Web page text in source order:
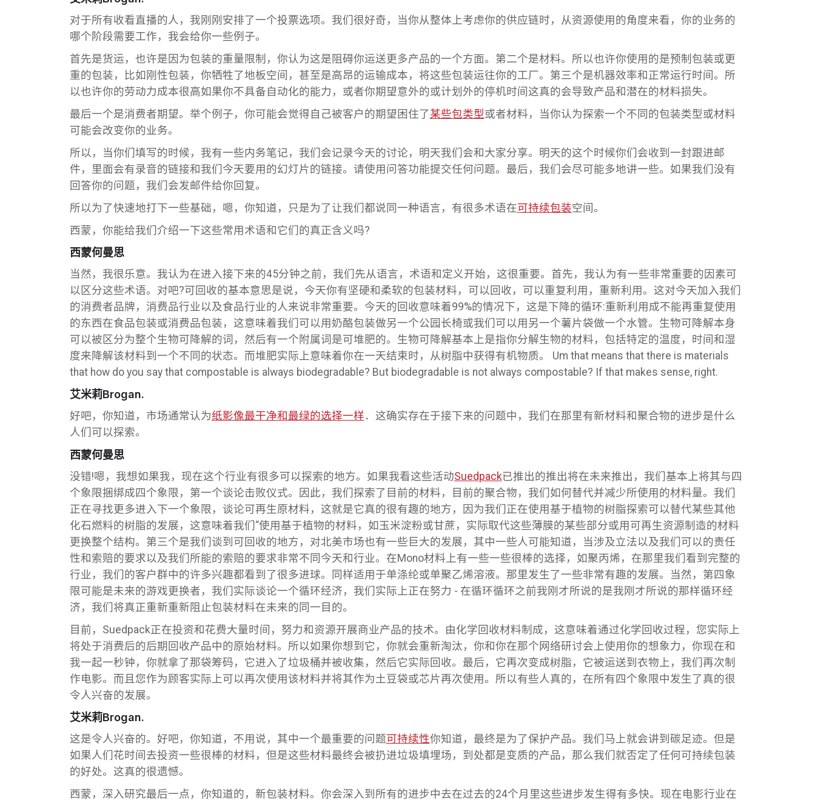
对于所有收看直播的人，我刚刚安排了一个投票选项。我们很好奇，当你从整体上考虑你的供应链时，从资源使用的角度来看，你的业务的
哪个阶段需要工作，我会给你一些例子。
首先是货运，也许是因为包装的重量限制，你认为这是阻碍你运送更多产品的一个方面。第二个是材料。所以也许你使用的是预制包装或更
重的包装，比如刚性包装，你牺牲了地板空间，甚至是高昂的运输成本，将这些包装运往你的工厂。第三个是机器效率和正常运行时间。所
以也许你的劳动力成本很高如果你不具备自动化的能力，或者你期望意外的或计划外的停机时间这真的会导致产品和潜在的材料损失。
最后一个是消费者期望。举个例子，你可能会觉得自己被客户的期望困住了某些包类型或者材料，当你认为探索一个不同的包装类型或材料
可能会改变你的业务。
所以，当你们填写的时候，我有一些内务笔记，我们会记录今天的讨论，明天我们会和大家分享。明天的这个时候你们会收到一封跟进邮
件，里面会有录音的链接和我们今天要用的幻灯片的链接。请使用问答功能提交任何问题。最后，我们会尽可能多地讲一些。如果我们没有
回答你的问题，我们会发邮件给你回复。
所以为了快速地打下一些基础，嗯，你知道，只是为了让我们都说同一种语言，有很多术语在可持续包装空间。
西蒙，你能给我们介绍一下这些常用术语和它们的真正含义吗?
西蒙何曼思
当然，我很乐意。我认为在进入接下来的45分钟之前，我们先从语言，术语和定义开始，这很重要。首先，我认为有一些非常重要的因素可
以区分这些术语。对吧?可回收的基本意思是说，今天你有坚硬和柔软的包装材料，可以回收，可以重复利用，重新利用。这对今天加入我们
的消费者品牌，消费品行业以及食品行业的人来说非常重要。今天的回收意味着99%的情况下，这是下降的循环:重新利用成不能再重复使用
的东西在食品包装或消费品包装，这意味着我们可以用奶酪包装做另一个公园长椅或我们可以用另一个薯片袋做一个水管。生物可降解本身
可以被区分为整个生物可降解的词，然后有一个附属词是可堆肥的。生物可降解基本上是指你分解生物的材料，包括特定的温度，时间和湿
度来降解该材料到一个不同的状态。而堆肥实际上意味着你在一天结束时，从树脂中获得有机物质。 Um that means that there is materials
that how do you say that compostable is always biodegradable? But biodegradable is not always compostable? If that makes sense, right.
艾米莉Brogan.
好吧，你知道，市场通常认为纸影像最干净和最绿的选择一样 ．这确实存在于接下来的问题中，我们在那里有新材料和聚合物的进步是什么
人们可以探索。
西蒙何曼思
没错!嗯，我想如果我，现在这个行业有很多可以探索的地方。如果我看这些活动Suedpack已推出的推出将在未来推出，我们基本上将其与四
个象限捆绑成四个象限，第一个谈论击败仪式。因此，我们探索了目前的材料，目前的聚合物，我们如何替代并减少所使用的材料量。我们
正在寻找更多进入下一个象限，谈论可再生原材料，这就是它真的很有趣的地方，因为我们正在使用基于植物的树脂探索可以替代某些其他
化石燃料的树脂的发展，这意味着我们“使用基于植物的材料，如玉米淀粉或甘蔗，实际取代这些薄膜的某些部分或用可再生资源制造的材料
更换整个结构。第三个是我们谈到可回收的地方，对北美市场也有一些巨大的发展，其中一些人可能知道，当涉及立法以及我们可以的责任
性和索赔的要求以及我们所能的索赔的要求非常不同今天和行业。在Mono材料上有一些一些很棒的选择，如聚丙烯，在那里我们看到完整的
行业，我们的客户群中的许多兴趣都看到了很多进球。同样适用于单涤纶或单聚乙烯溶液。那里发生了一些非常有趣的发展。当然，第四象
限可能是未来的游戏更换者，我们实际谈论一个循环经济，我们实际上正在努力 - 在循环循环之前我刚才所说的是我刚才所说的那样循环经
济，我们将真正重新重新阻止包装材料在未来的同一目的。
目前，Suedpack正在投资和花费大量时间，努力和资源开展商业产品的技术。由化学回收材料制成，这意味着通过化学回收过程，您实际上
将处于消费后的后期回收产品中的原始材料。所以如果你想到它，你就会重新淘汰，你和你在那个网络研讨会上使用你的想象力，你现在和
我一起一秒钟，你就拿了那袋筹码，它进入了垃圾桶并被收集，然后它实际回收。最后，它再次变成树脂，它被运送到衣物上，我们再次制
作电影。而且您作为顾客实际上可以再次使用该材料并将其作为土豆袋或芯片再次使用。所以有些人真的，在所有四个象限中发生了真的很
令人兴奋的发展。
艾米莉Brogan.
这是令人兴奋的。好吧，你知道，不用说，其中一个最重要的问题可持续性你知道，最终是为了保护产品。我们马上就会讲到碳足迹。但是
如果人们花时间去投资一些很棒的材料，但是这些材料最终会被扔进垃圾填埋场，到处都是变质的产品，那么我们就否定了任何可持续包装
的好处。这真的很遗憾。
西蒙，深入研究最后一点，你知道的，新包装材料。你会深入到所有的进步中去在过去的24个月里这些进步发生得有多快。现在电影行业在